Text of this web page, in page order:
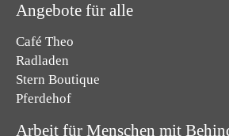
Angebote für alle
Café Theo
Radladen
Stern Boutique
Pferdehof
Arbeit für Menschen mit